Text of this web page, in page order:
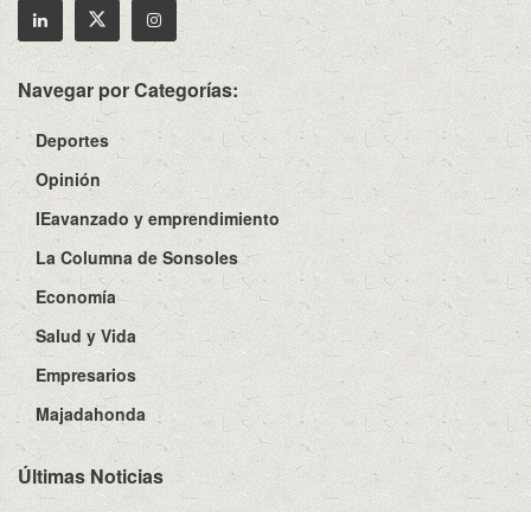
Navegar por Categorías:
Deportes
Opinión
IEavanzado y emprendimiento
La Columna de Sonsoles
Economía
Salud y Vida
Empresarios
Majadahonda
Últimas Noticias